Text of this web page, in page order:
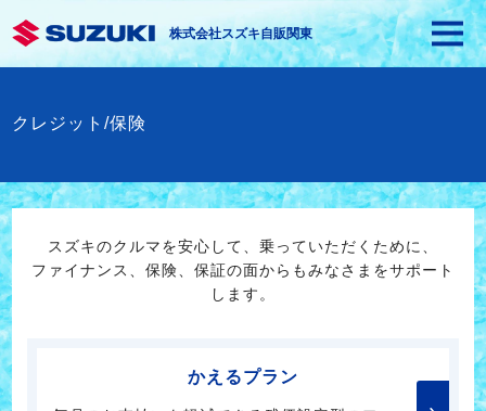
株式会社スズキ自販関東
クレジット/保険
スズキのクルマを安心して、乗っていただくために、
ファイナンス、保険、保証の面からもみなさまをサポート
します。
かえるプラン